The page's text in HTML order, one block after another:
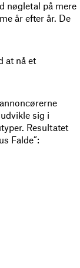
nøgletal på mere
år efter år. De
at nå et
sig i
Resultatet
Falde”: